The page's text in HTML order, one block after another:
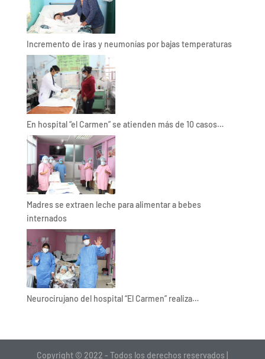
Incremento de iras y neumonías por bajas temperaturas
En hospital “el Carmen” se atienden más de 10 casos…
Madres se extraen leche para alimentar a bebes
internados
Neurocirujano del hospital “El Carmen” realiza…
Copyright © 2022 - Todos los derechos reservados |